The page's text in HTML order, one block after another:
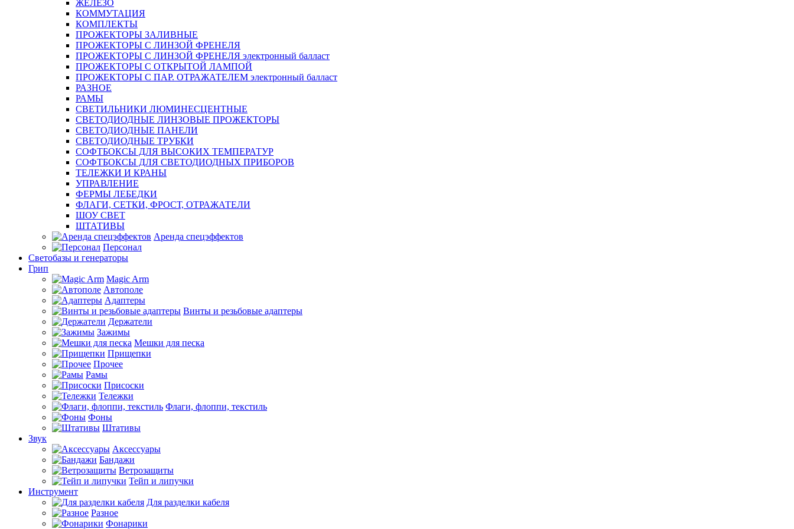
ЖЕЛЕЗО
КОММУТАЦИЯ
КОМПЛЕКТЫ
ПРОЖЕКТОРЫ ЗАЛИВНЫЕ
ПРОЖЕКТОРЫ С ЛИНЗОЙ ФРЕНЕЛЯ
ПРОЖЕКТОРЫ С ЛИНЗОЙ ФРЕНЕЛЯ электронный балласт
ПРОЖЕКТОРЫ С ОТКРЫТОЙ ЛАМПОЙ
ПРОЖЕКТОРЫ С ПАР. ОТРАЖАТЕЛЕМ электронный балласт
РАЗНОЕ
РАМЫ
СВЕТИЛЬНИКИ ЛЮМИНЕСЦЕНТНЫЕ
СВЕТОДИОДНЫЕ ЛИНЗОВЫЕ ПРОЖЕКТОРЫ
СВЕТОДИОДНЫЕ ПАНЕЛИ
СВЕТОДИОДНЫЕ ТРУБКИ
СОФТБОКСЫ ДЛЯ ВЫСОКИХ ТЕМПЕРАТУР
СОФТБОКСЫ ДЛЯ СВЕТОДИОДНЫХ ПРИБОРОВ
ТЕЛЕЖКИ И КРАНЫ
УПРАВЛЕНИЕ
ФЕРМЫ ЛЕБЕДКИ
ФЛАГИ, СЕТКИ, ФРОСТ, ОТРАЖАТЕЛИ
ШОУ СВЕТ
ШТАТИВЫ
Аренда спецэффектов
Персонал
Светобазы и генераторы
Грип
Magic Arm
Автополе
Адаптеры
Винты и резьбовые адаптеры
Держатели
Зажимы
Мешки для песка
Прищепки
Прочее
Рамы
Присоски
Тележки
Флаги, флоппи, текстиль
Фоны
Штативы
Звук
Аксессуары
Бандажи
Ветрозащиты
Тейп и липучки
Инструмент
Для разделки кабеля
Разное
Фонарики